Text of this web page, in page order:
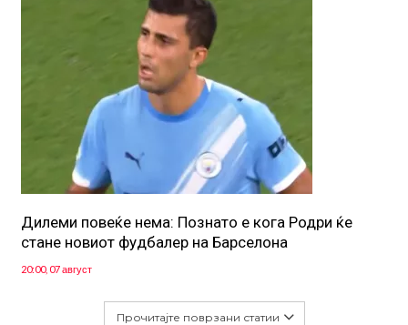
Дилеми повеќе нема: Познато е кога Родри ќе
стане новиот фудбалер на Барселона
20:00, 07 август
Прочитајте поврзани статии